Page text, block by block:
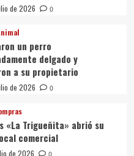
de 2026 0
un perro
delgado y
a su propietario
de 2026 0
«La Trigueñita» abrió su
comercial
de 2026